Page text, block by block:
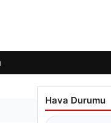
Hava Durumu